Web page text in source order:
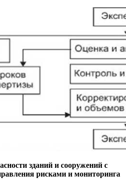
зданий и сооружений с
рисками и мониторинга